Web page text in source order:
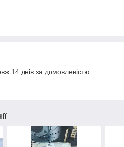
14 днів за домовленістю